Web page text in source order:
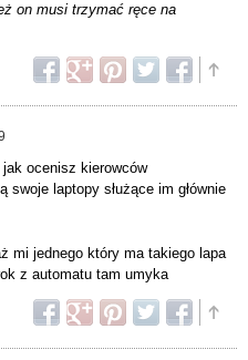
on musi trzymać ręce na
ocenisz kierowców
laptopy służące im głównie
mi jednego który ma takiego lapa
z automatu tam umyka